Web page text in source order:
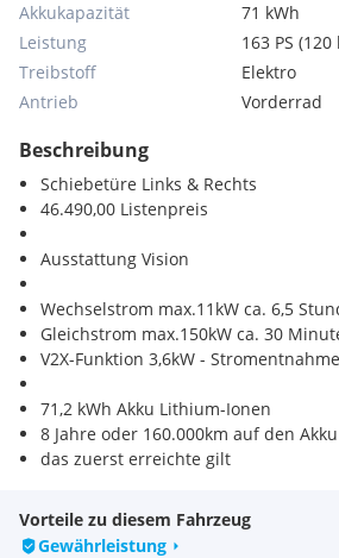
Akkukapazität
71 kWh
Leistung
163 PS (120
Treibstoff
Elektro
Antrieb
Vorderrad
Beschreibung
Schiebetüre Links & Rechts
46.490,00 Listenpreis
Ausstattung Vision
Wechselstrom max.11kW ca. 6,5
Gleichstrom max.150kW ca. 30
V2X-Funktion 3,6kW - Stromentnahme
71,2 kWh Akku Lithium-Ionen
8 Jahre oder 160.000km auf den Akku
das zuerst erreichte gilt
750kg Anhängelast
75kg Stützlast
Vorteile zu diesem Fahrzeug
Gewährleistung